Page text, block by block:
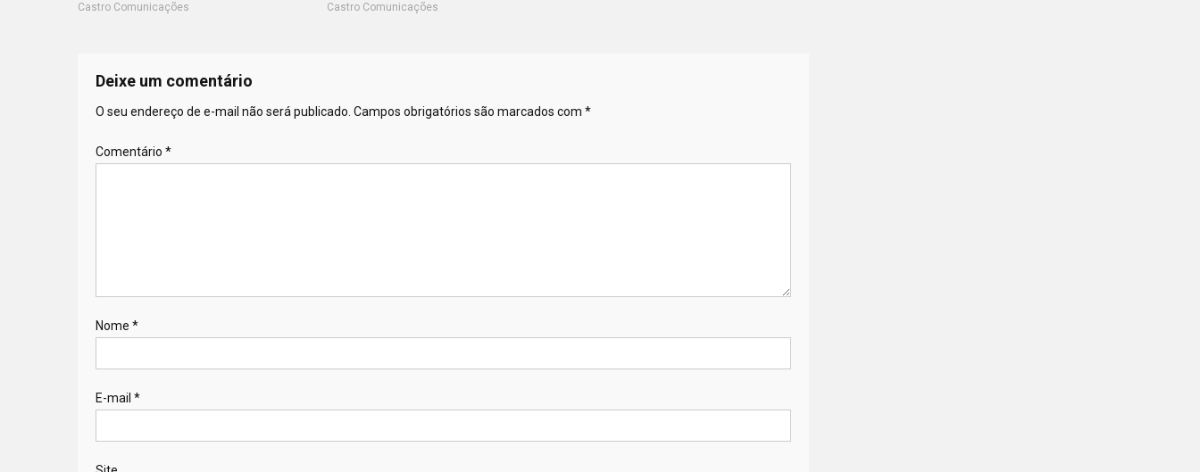
Castro Comunicações
Castro Comunicações
Deixe um comentário
O seu endereço de e-mail não será publicado. Campos obrigatórios são marcados com *
Comentário *
Nome *
E-mail *